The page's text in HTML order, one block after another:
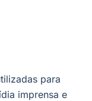
para
imprensa e